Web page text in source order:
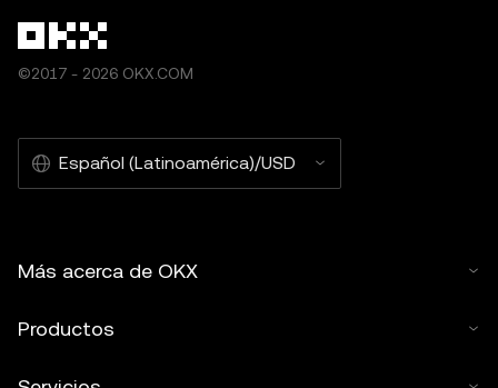
©2017 - 2026 OKX.COM
Español (Latinoamérica)/USD
Más acerca de OKX
Productos